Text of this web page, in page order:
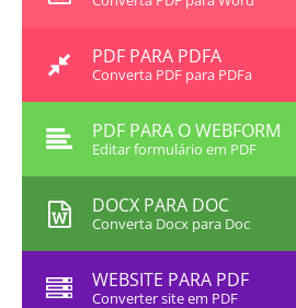
PDF PARA PDFA
Converta PDF para PDFa
PDF PARA O WEBFORM
Editar formulário em PDF
DOCX PARA DOC
Converta Docx para Doc
WEBSITE PARA PDF
Converter site em PDF